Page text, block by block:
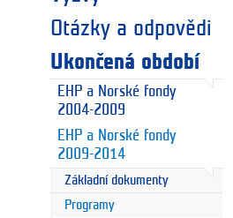
Otázky a odpovědi
Ukončená období
EHP a Norské fondy
2004-2009
EHP a Norské fondy
2009-2014
Základní dokumenty
Programy